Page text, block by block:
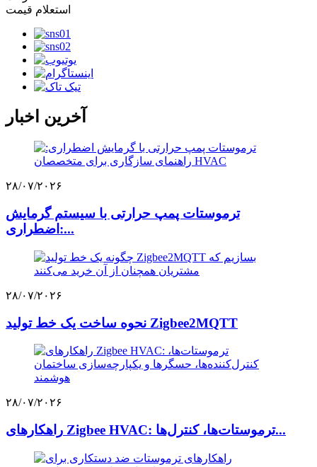
استعلام قیمت
آخرین اخبار
۲۸/۰۷/۲۰۲۶
ترموستات پمپ حرارتی با سیستم گرمایش
اضطراری:...
۲۸/۰۷/۲۰۲۶
نحوه ساخت یک خط تولید Zigbee2MQTT
۲۸/۰۷/۲۰۲۶
راهکارهای Zigbee HVAC: ترموستات‌ها، کنترل‌ها...